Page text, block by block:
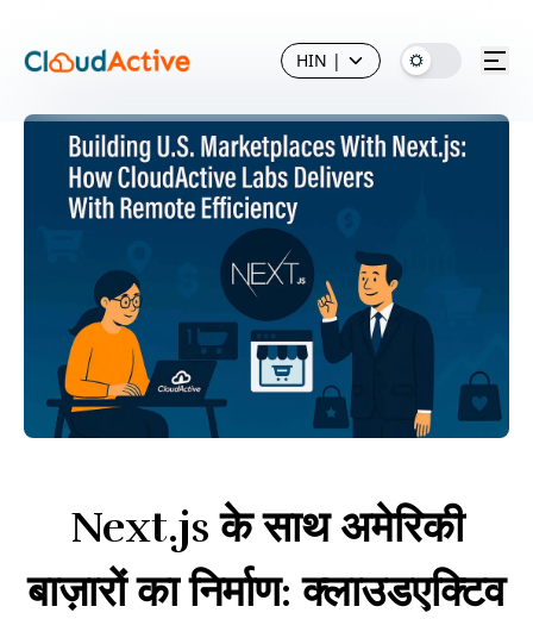
HIN |
Next.js के साथ अमेरिकी
बाज़ारों का निर्माण: क्लाउडएक्टिव